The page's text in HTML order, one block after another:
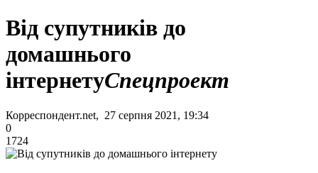
Від супутників до
домашнього
інтернетуСпецпроект
Корреспондент.net, 27 серпня 2021, 19:34
0
1724